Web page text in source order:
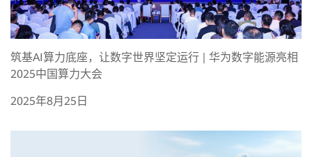
筑基AI算力底座，让数字世界坚定运行 | 华为数字能源亮相
2025中国算力大会
2025年8月25日